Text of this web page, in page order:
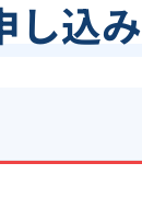
し込み